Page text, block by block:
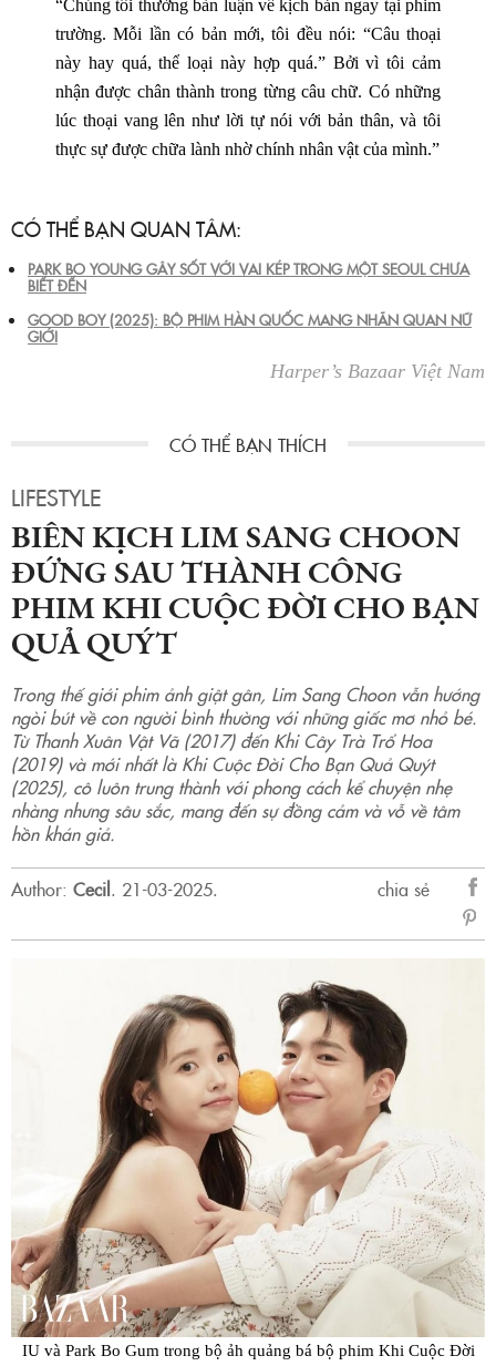
“Chúng tôi thường bàn luận về kịch bản ngay tại phim
trường. Mỗi lần có bản mới, tôi đều nói: “Câu thoại
này hay quá, thể loại này hợp quá.” Bởi vì tôi cảm
nhận được chân thành trong từng câu chữ. Có những
lúc thoại vang lên như lời tự nói với bản thân, và tôi
thực sự được chữa lành nhờ chính nhân vật của mình.”
CÓ THỂ BẠN QUAN TÂM:
PARK BO YOUNG GÂY SỐT VỚI VAI KÉP TRONG MỘT SEOUL CHƯA
BIẾT ĐẾN
GOOD BOY (2025): BỘ PHIM HÀN QUỐC MANG NHÃN QUAN NỮ
GIỚI
Harper’s Bazaar Việt Nam
LIFESTYLE
BIÊN KỊCH LIM SANG CHOON
ĐỨNG SAU THÀNH CÔNG
PHIM KHI CUỘC ĐỜI CHO BẠN
QUẢ QUÝT
Trong thế giới phim ảnh giật gân, Lim Sang Choon vẫn hướng
ngòi bút về con người bình thường với những giấc mơ nhỏ bé.
Từ Thanh Xuân Vật Vã (2017) đến Khi Cây Trà Trổ Hoa
(2019) và mới nhất là Khi Cuộc Đời Cho Bạn Quả Quýt
(2025), cô luôn trung thành với phong cách kể chuyện nhẹ
nhàng nhưng sâu sắc, mang đến sự đồng cảm và vỗ về tâm
hồn khán giả.
Author: Cecil. 21-03-2025.
chia sẻ
sẻ
IU và Park Bo Gum trong bộ ảh quảng bá bộ phim Khi Cuộc Đời